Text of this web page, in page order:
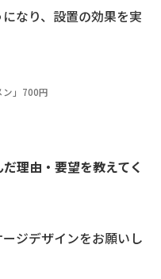
ン」700円
なり、設置の効果を実
理由・要望を教えてく
ジデザインをお願いし